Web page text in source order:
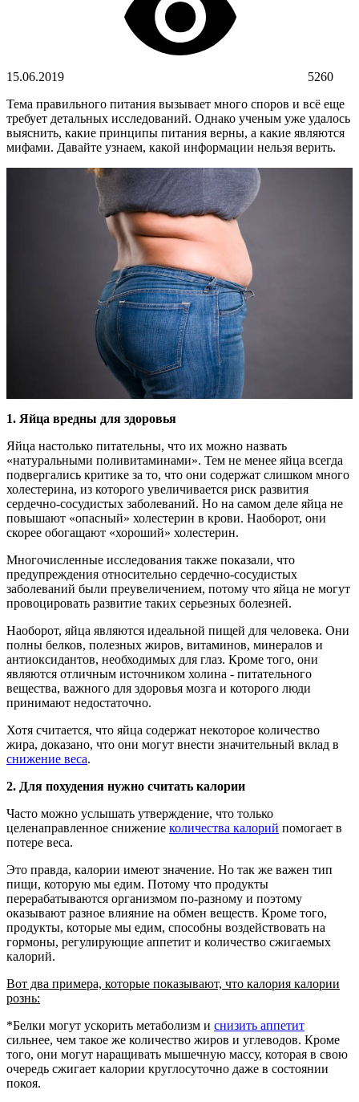
15.06.2019
5260
Тема правильного питания вызывает много споров и всё еще
требует детальных исследований. Однако ученым уже удалось
выяснить, какие принципы питания верны, а какие являются
мифами. Давайте узнаем, какой информации нельзя верить.
1. Яйца вредны для здоровья
Яйца настолько питательны, что их можно назвать
«натуральными поливитаминами». Тем не менее яйца всегда
подвергались критике за то, что они содержат слишком много
холестерина, из которого увеличивается риск развития
сердечно-сосудистых заболеваний. Но на самом деле яйца не
повышают «опасный» холестерин в крови. Наоборот, они
скорее обогащают «хороший» холестерин.
Многочисленные исследования также показали, что
предупреждения относительно сердечно-сосудистых
заболеваний были преувеличением, потому что яйца не могут
провоцировать развитие таких серьезных болезней.
Наоборот, яйца являются идеальной пищей для человека. Они
полны белков, полезных жиров, витаминов, минералов и
антиоксидантов, необходимых для глаз. Кроме того, они
являются отличным источником холина - питательного
вещества, важного для здоровья мозга и которого люди
принимают недостаточно.
Хотя считается, что яйца содержат некоторое количество
жира, доказано, что они могут внести значительный вклад в
снижение веса.
2. Для похудения нужно считать калории
Часто можно услышать утверждение, что только
целенаправленное снижение количества калорий помогает в
потере веса.
Это правда, калории имеют значение. Но так же важен тип
пищи, которую мы едим. Потому что продукты
перерабатываются организмом по-разному и поэтому
оказывают разное влияние на обмен веществ. Кроме того,
продукты, которые мы едим, способны воздействовать на
гормоны, регулирующие аппетит и количество сжигаемых
калорий.
Вот два примера, которые показывают, что калория калории
рознь:
*Белки могут ускорить метаболизм и снизить аппетит
сильнее, чем такое же количество жиров и углеводов. Кроме
того, они могут наращивать мышечную массу, которая в свою
очередь сжигает калории круглосуточно даже в состоянии
покоя.